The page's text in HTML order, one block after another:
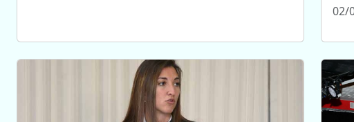
02/